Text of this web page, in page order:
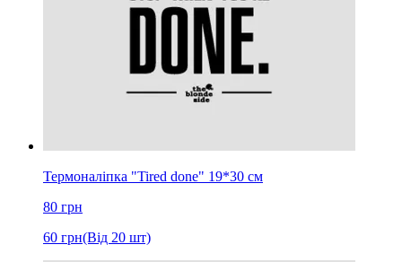
Термоналіпка "Tired done" 19*30 см
80 грн
60 грн(Від 20 шт)